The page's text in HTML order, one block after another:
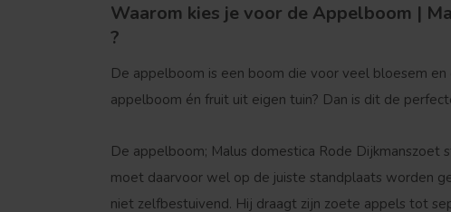
Waarom kies je voor de Appelboom |
?
De appelboom is een boom die voor veel bloesem
appelboom én fruit uit eigen tuin? Dan is dit de
De appelboom; Malus domestica Rode
moet daarvoor wel op de juiste standplaats worden
niet zelfbestuivend. Hij draagt zijn zoete appels tot